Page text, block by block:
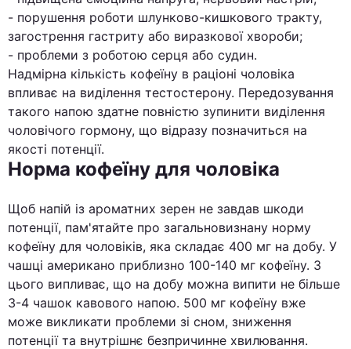
- порушення роботи шлунково-кишкового тракту,
загострення гастриту або виразкової хвороби;
- проблеми з роботою серця або судин.
Надмірна кількість кофеїну в раціоні чоловіка
впливає на виділення тестостерону. Передозування
такого напою здатне повністю зупинити виділення
чоловічого гормону, що відразу позначиться на
якості потенції.
Норма кофеїну для чоловіка
Щоб напій із ароматних зерен не завдав шкоди
потенції, пам'ятайте про загальновизнану норму
кофеїну для чоловіків, яка складає 400 мг на добу. У
чашці американо приблизно 100-140 мг кофеїну. З
цього випливає, що на добу можна випити не більше
3-4 чашок кавового напою. 500 мг кофеїну вже
може викликати проблеми зі сном, зниження
потенції та внутрішнє безпричинне хвилювання.